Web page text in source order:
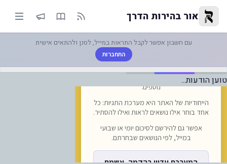
סיכום ימי החג בציון: אלפי
אור בהירות הדרך
עם חשבון אפשר לקבל התראות במייל, לסנן ולהתאים אישית
התחברות
טוען הודעות...